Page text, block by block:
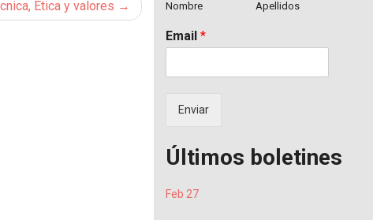
Ética y valores Nombre Apellidos
Email *
Enviar
Últimos boletines
Feb 27